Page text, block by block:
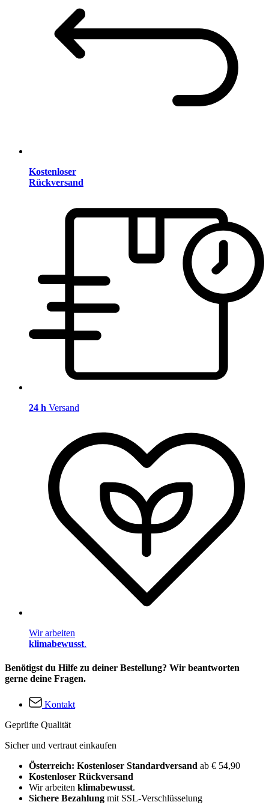
Kostenloser
Rückversand
24 h Versand
Wir arbeiten
klimabewusst.
Benötigst du Hilfe zu deiner Bestellung? Wir beantworten
gerne deine Fragen.
Kontakt
Geprüfte Qualität
Sicher und vertraut einkaufen
Österreich: Kostenloser Standardversand ab € 54,90
Kostenloser Rückversand
Wir arbeiten klimabewusst.
Sichere Bezahlung mit SSL-Verschlüsselung